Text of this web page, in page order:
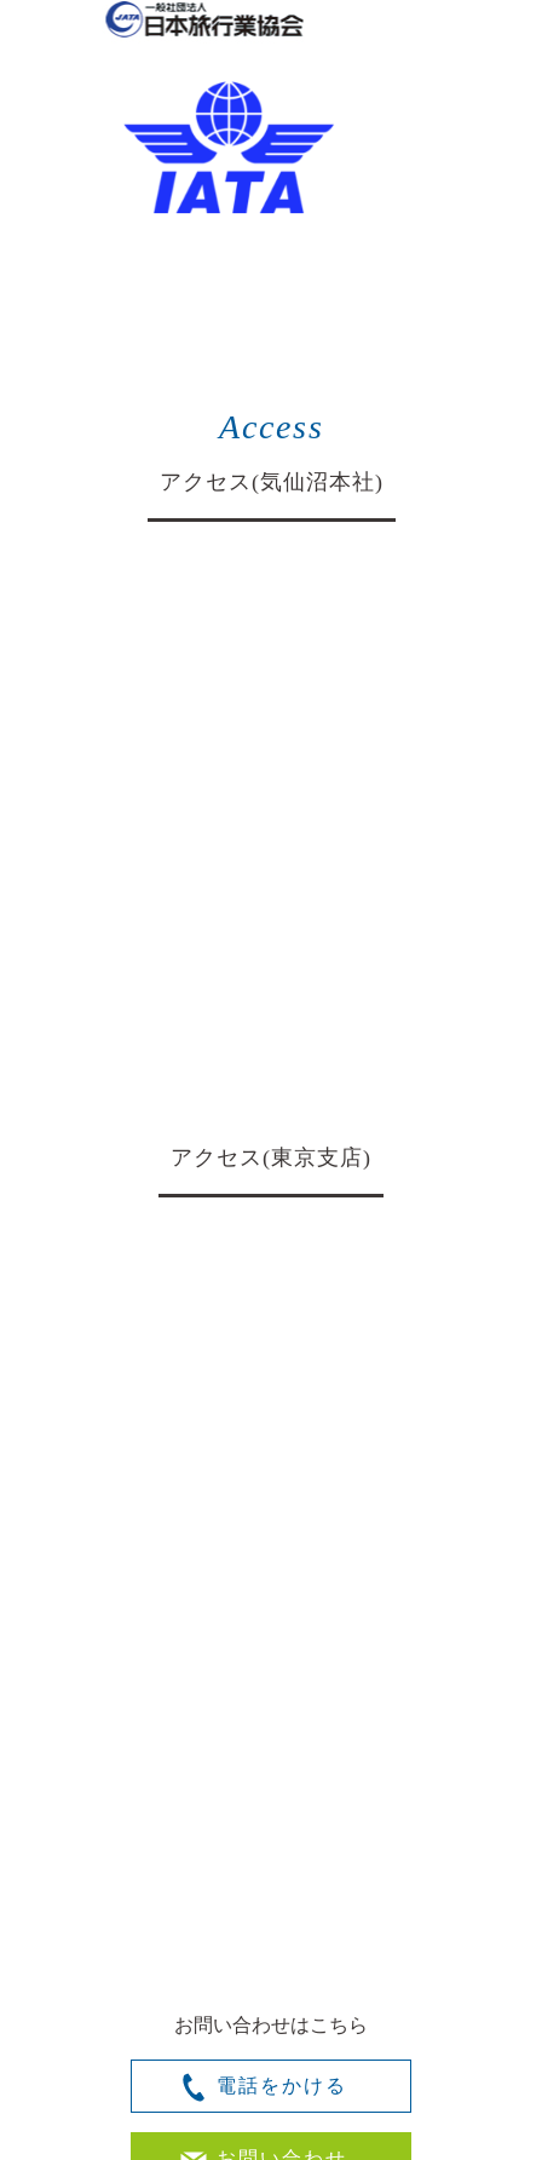
Access
アクセス(気仙沼本社)
アクセス(東京支店)
お問い合わせはこちら
電話をかける